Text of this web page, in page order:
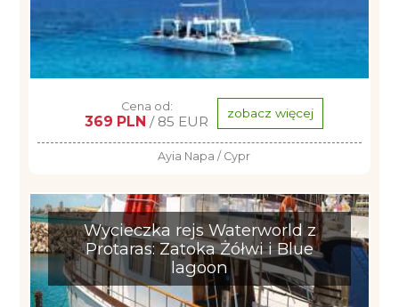
Cena od:
369 PLN / 85 EUR zobacz więcej
Ayia Napa / Cypr
Wycieczka rejs Waterworld z
Protaras: Zatoka Żółwi i Blue
lagoon